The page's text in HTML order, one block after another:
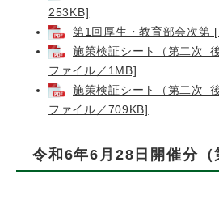
253KB]
第1回厚生・教育部会次第
施策検証シート（第二次_
ファイル／1MB]
施策検証シート（第二次_
ファイル／709KB]
令和6年6月28日開催分（